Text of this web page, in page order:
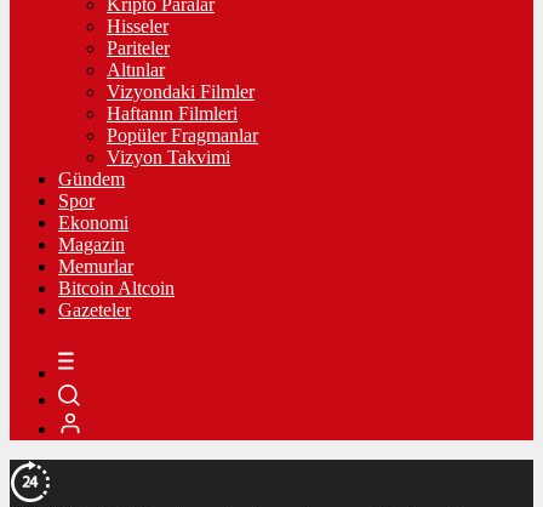
Kripto Paralar
Hisseler
Pariteler
Altınlar
Vizyondaki Filmler
Haftanın Filmleri
Popüler Fragmanlar
Vizyon Takvimi
Gündem
Spor
Ekonomi
Magazin
Memurlar
Bitcoin Altcoin
Gazeteler